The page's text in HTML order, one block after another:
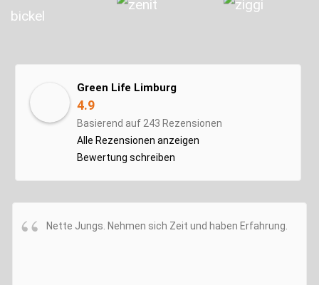
Green Life Limburg
4.9
Basierend auf 243 Rezensionen
Alle Rezensionen anzeigen
Bewertung schreiben
Nette Jungs. Nehmen sich Zeit und haben Erfahrung.